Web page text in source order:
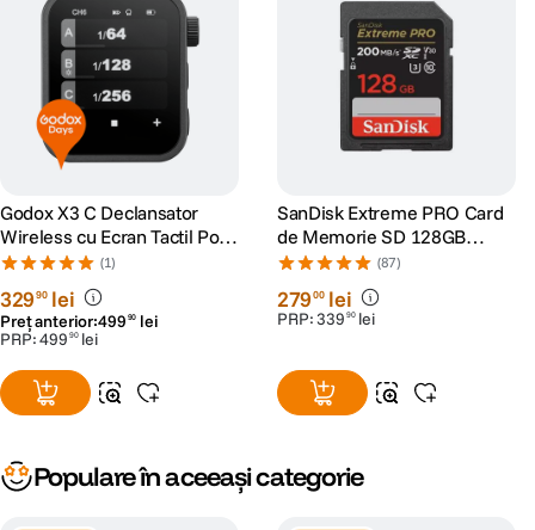
Godox X3 C Declansator
Wireless cu Ecran Tactil Port
USB-C pentru Canon
(1)
32990 lei
Preț anterior:499 90 lei
PRP:499 90 lei
SanDisk Extreme PRO Card
de Memorie SD 128GB
SDXC UHS-I Class 10 U3 V30
+ 2 Ani RescuePRO Deluxe
(87)
27900 lei
PRP:339 90 lei
Populare în aceeași categorie